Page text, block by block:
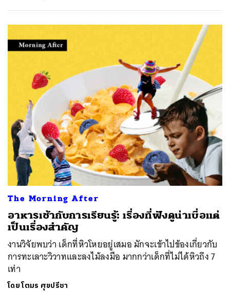
The Morning After
อาหารเช้ากับการเรียนรู้: เรื่องที่ฟังดูน่าเบื่อแต่
เป็นเรื่องสำคัญ
งานวิจัยพบว่า เด็กที่หิวโหยอยู่เสมอ มักจะเข้าไปข้องเกี่ยวกับ
การทะเลาะวิวาทและลงไม้ลงมือ มากกว่าเด็กที่ไม่ได้หิวถึง 7
เท่า
โดยโตมร ศุขปรีชา